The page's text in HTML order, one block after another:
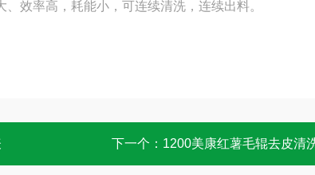
效率高，耗能小，可连续清洗，连续出料。
下一个： 1200美康红薯毛辊去皮清